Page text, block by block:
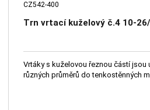
CZ542-400
Trn vrtací kuželový č.4 10-
Vrtáky s kuželovou řeznou částí jsou určeny